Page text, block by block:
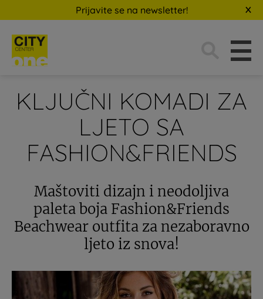
Prijavite se na newsletter!
KLJUČNI KOMADI ZA
LJETO SA
FASHION&FRIENDS
Maštoviti dizajn i neodoljiva
paleta boja Fashion&Friends
Beachwear outfita za nezaboravno
ljeto iz snova!